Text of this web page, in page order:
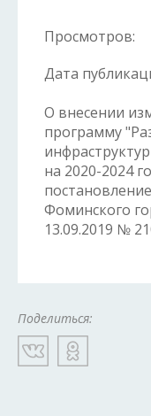
Просмотров:
Дата
О внесении
программу
на 2020-2024
Фоминского
13.09.2019 №
Поделиться: